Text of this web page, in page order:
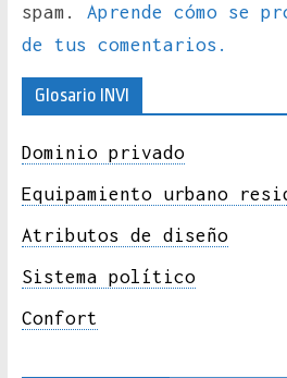
spam. Aprende cómo se
de tus comentarios.
Glosario INVI
Dominio privado
Equipamiento urbano
Atributos de diseño
Sistema político
Confort